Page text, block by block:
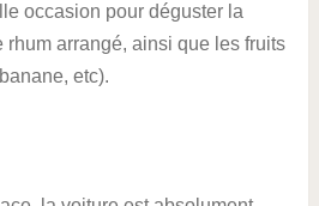
occasion pour déguster la
rhum arrangé, ainsi que les fruits
etc).